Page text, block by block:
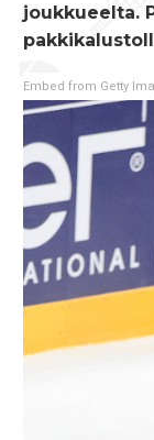
joukkueelta.
Embed from Getty